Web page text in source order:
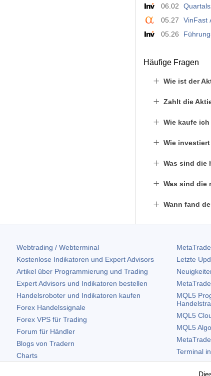
06.02
05.27
VinFast
05.26
Häufige Fragen
Wie ist der
Zahlt die
Wie kaufe
Wie
Was sind die
Was sind die
Wann fand
Webtrading / Webterminal
Kostenlose Indikatoren und Expert Advisors
Artikel über Programmierung und Trading
Expert Advisors und Indikatoren bestellen
Handelsroboter und Indikatoren kaufen
Forex Handelssignale
Forex VPS für Trading
Forum für Händler
Blogs von Tradern
Charts
Letzte
MQL5
MQL5
MQL5
Terminal
Terminal